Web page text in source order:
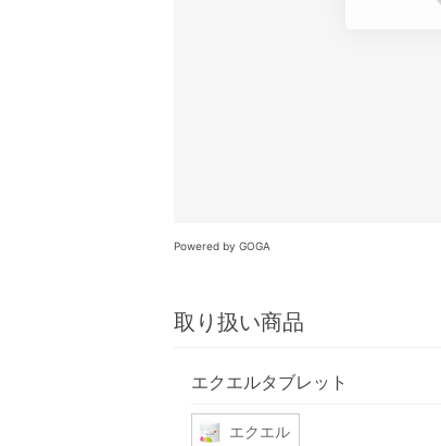
Powered by GOGA
取り扱い商品
エクエルタブレット
エクエル